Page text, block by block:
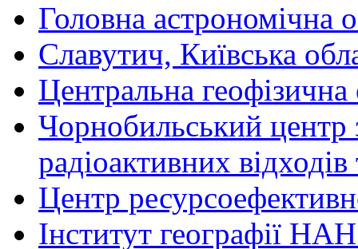
Головна астрономічна
Славутич, Київська
Центральна геофізична
Чорнобильський центр
радіоактивних відходів
Центр
Iнститут географії